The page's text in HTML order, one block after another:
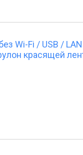
Wi-Fi / USB /
красящей